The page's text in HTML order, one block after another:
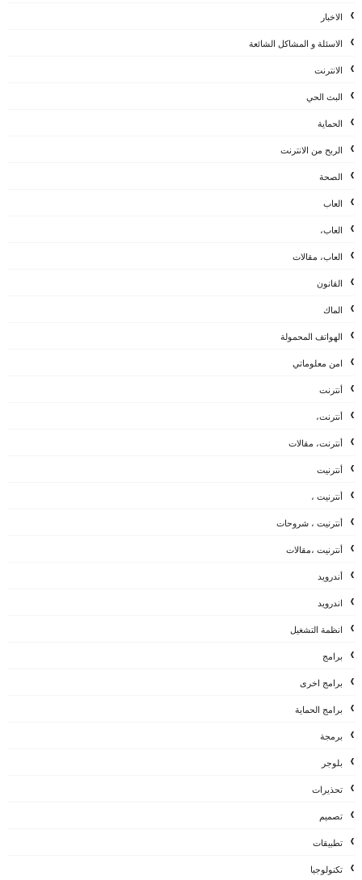
الاخبار
الاسئلة و المشاكل الشائعة
الانترنت
البث الحي
الحماية
الربح من الانترنت
الصحة
العاب
العاب،
العاب، مقالات
القانون
الماك
الهواتف المحمولة
امن معلوماتي
أنترنت
أنترنت،
أنترنت، مقالات
أنترنيت
أنترنيت ،
أنترنيت ، شروحات
أنترنيت ،مقالات
أندرويد
اندرويد
انظمة التشغيل
برامج
برامج اخرى
برامج الحماية
برمجة
بلوجر
تحذيرات
تصميم
تطبيقات
تكنولوجيا